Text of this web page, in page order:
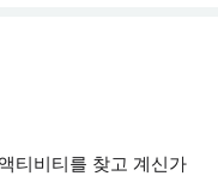
티비티를 찾고 계신가